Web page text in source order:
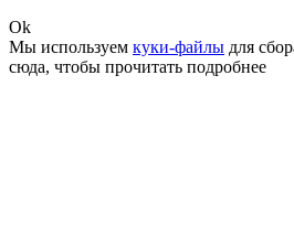
Ok
Мы используем куки-файлы для
сюда, чтобы прочитать подробнее